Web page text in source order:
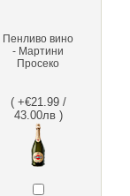
Пенливо вино
- Мартини
Просеко
( +€21.99 /
43.00лв )